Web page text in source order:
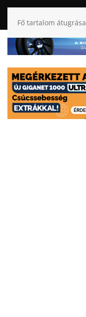
Fő tartalom átugrása